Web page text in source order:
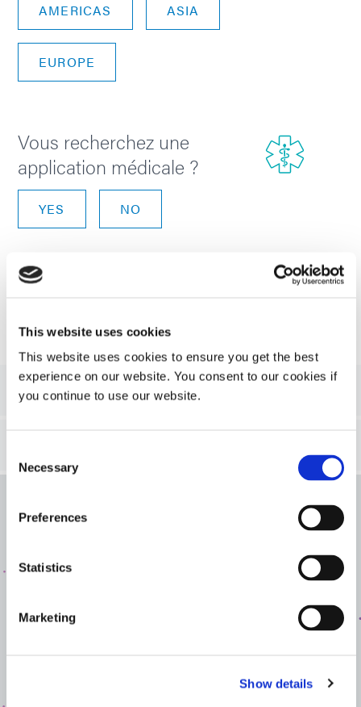
This website uses cookies
This website uses cookies to ensure you get the best
experience on our website. You consent to our cookies if
you continue to use our website.
Selection
Necessary
Preferences
Statistics
Marketing
Show details
AMERICAS ASIA
EUROPE
Vous recherchez une
application médicale ?
YES NO
2 Step 2- Refine your search
Vous souhaitez en savoir plus ou avez des questions ?
ASSISTANCE CLIENTÈLE